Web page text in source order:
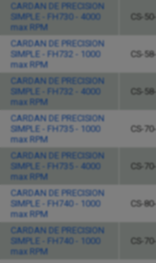
CARDAN DE PRECISION
SIMPLE - FH730 - 4000
max RPM
CS-
CARDAN DE PRECISION
SIMPLE - FH732 - 1000
max RPM
CS-
CARDAN DE PRECISION
SIMPLE - FH732 - 4000
max RPM
CS-
CARDAN DE PRECISION
SIMPLE - FH735 - 1000
max RPM
CS-
CARDAN DE PRECISION
SIMPLE - FH735 - 4000
max RPM
CS-
CARDAN DE PRECISION
SIMPLE - FH740 - 1000
max RPM
CS-
CARDAN DE PRECISION
SIMPLE - FH740 - 1000
max RPM
CS-